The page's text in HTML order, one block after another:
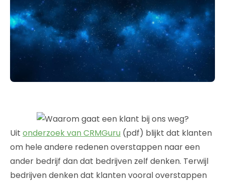
Uit onderzoek van CRMGuru (pdf) blijkt dat klanten
om hele andere redenen overstappen naar een
ander bedrijf dan dat bedrijven zelf denken. Terwijl
bedrijven denken dat klanten vooral overstappen